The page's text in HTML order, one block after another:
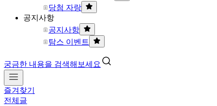
당첨 자랑
공지사항
공지사항
탐스 이벤트
궁금한 내용을 검색해보세요
즐겨찾기
전체글